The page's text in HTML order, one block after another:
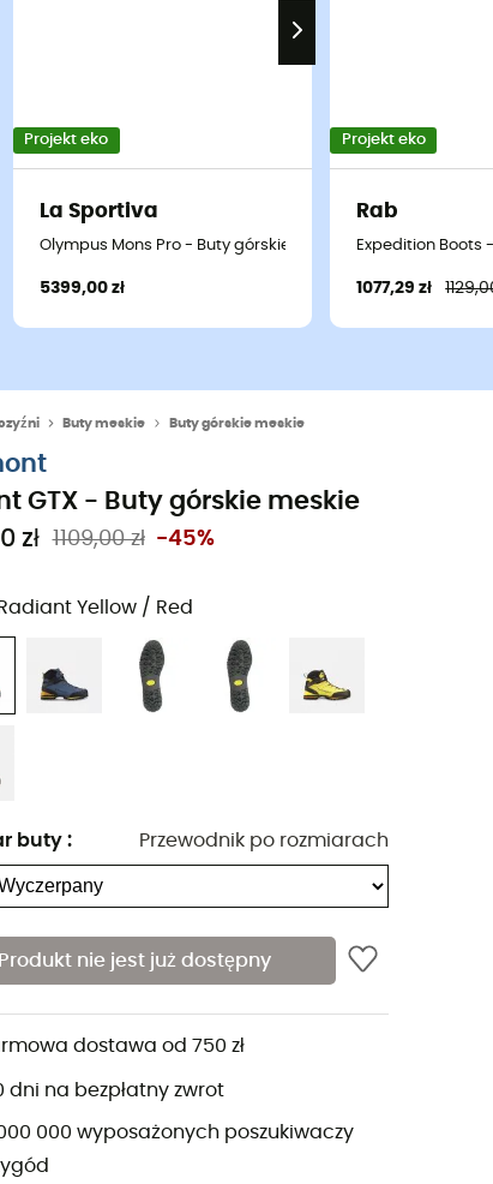
Projekt eko
La Sportiva
Olympus Mons Pro - Buty górskie
5399,00 zł
Projekt eko
Rab
Expedition Boots
1077,29 zł
Buty meskie Buty górskie meskie
GTX - Buty górskie meskie
zł 1109,00 zł -45%
Radiant Yellow / Red
buty : Przewodnik po rozmiarach
Produkt nie jest już dostępny
dostawa od 750 zł
dni na bezpłatny zwrot
000 wyposażonych poszukiwaczy